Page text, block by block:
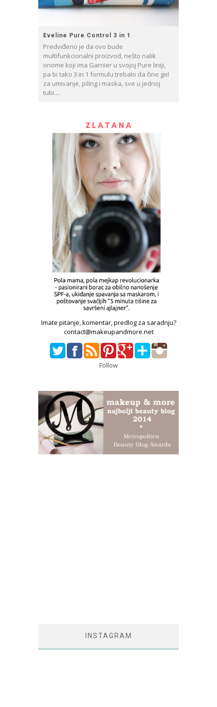
Eveline Pure Control 3 in 1
Predviđeno je da ovo bude
multifunkcionalni proizvod, nešto nalik
onome koji ima Garnier u svojoj Pure liniji,
pa bi tako 3 in 1 formulu trebalo da čine gel
za umivanje, piling i maska, sve u jednoj
tubi....
Imate pitanje, komentar, predlog za saradnju?
contact@makeupandmore.net
Follow
INSTAGRAM